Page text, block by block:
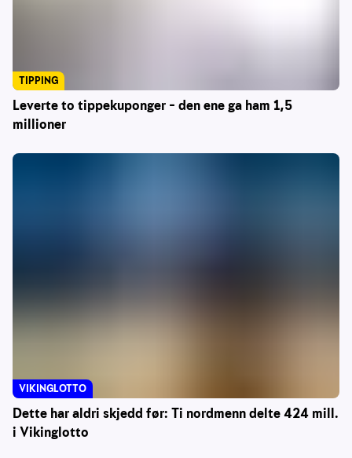
Leverte to tippekuponger – den ene ga ham 1,5
millioner
TIPPING
Dette har aldri skjedd før: Ti nordmenn delte 424 mill.
i Vikinglotto
VIKINGLOTTO